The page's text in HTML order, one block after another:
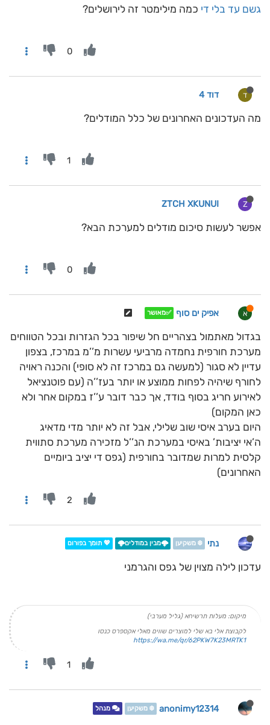
גשם עד בלי די כמה מילימטר זה לירושלים?
0
ד דוד 4
מה העדכונים האחרונים של כלל המודלים?
1
Z
ZTCH XKUNUI
אפשר לעשות סיכום מודלים למערכת הבא?
0
א אפיק ים סוף ✅מאושר
בגדול מאתמול בצהריים חל שיפור בכל הגזרות ובכל הטווחים
מערכת חורפית נחמדה מרביעי עשרות מ’’מ במרכז, בצפון
עדיין לא סגור (למעשה גם במרכז זה לא סופי) והכנה ראויה
לחורף שיהיה לפחות ממוצע או יותר בעז’’ה (עם פוטנציאל
לאירוע חריג בסוף בודד, אך כבר דובר ע’’ז במקום אחר ולא
כאן המקום)
היום בערב איסי שוב שלילי, אבל זה לא יותר מדי מדאיג
ה’אי יציבות’ באיסי במערכת הנ’’ל מזכירה מערכת סתווית
קלסית למרות שמדובר בחורפית (גפס די יציב ביומיים
האחרונים)
2
נתי ❄️ משקיען 🌩️מבין במודלים🌩️ 💖 תומך בפורום
עדכון לילה מצוין של גפס והגרמני
מיקום: מעלות תרשיחא (גליל מערבי)
לקבוצת אלי בא שלי למוצרים שווים מאלי אקספרס כנסו
https://wa.me/qr/62PKW7K23MRTK1
1
anonimy12314 ❄️ משקיען מנהל